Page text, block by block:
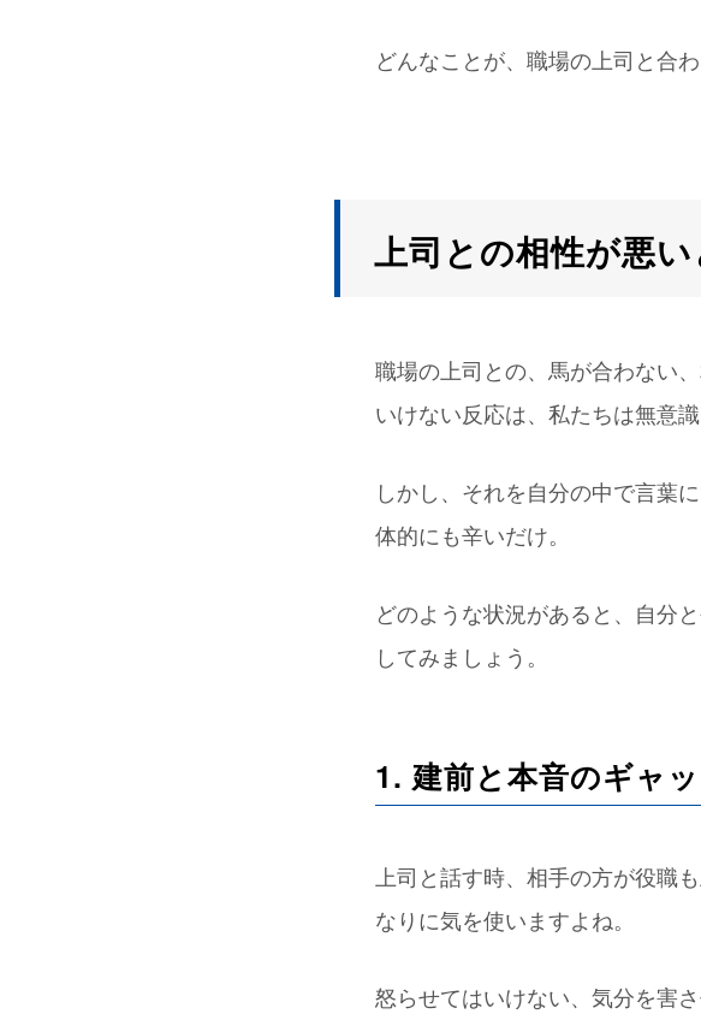
どんなことが、職場の上司と合
上司との相性が悪
職場の上司との、馬が合わない
いけない反応は、私たちは無意識
しかし、それを自分の中で言葉
体的にも辛いだけ。
どのような状況があると、自分
してみましょう。
1. 建前と本音のギャ
上司と話す時、相手の方が役職
なりに気を使いますよね。
怒らせてはいけない、気分を害